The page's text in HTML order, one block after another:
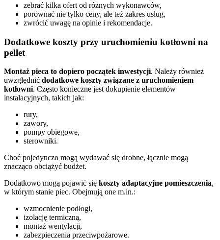
zebrać kilka ofert od różnych wykonawców,
porównać nie tylko ceny, ale też zakres usług,
zwrócić uwagę na opinie i rekomendacje.
Dodatkowe koszty przy uruchomieniu kotłowni na
pellet
Montaż pieca to dopiero początek inwestycji. Należy również
uwzględnić dodatkowe koszty związane z uruchomieniem
kotłowni. Często konieczne jest dokupienie elementów
instalacyjnych, takich jak:
rury,
zawory,
pompy obiegowe,
sterowniki.
Choć pojedynczo mogą wydawać się drobne, łącznie mogą
znacząco obciążyć budżet.
Dodatkowo mogą pojawić się koszty adaptacyjne pomieszczenia,
w którym stanie piec. Obejmują one m.in.:
wzmocnienie podłogi,
izolację termiczną,
montaż wentylacji,
zabezpieczenia przeciwpożarowe.